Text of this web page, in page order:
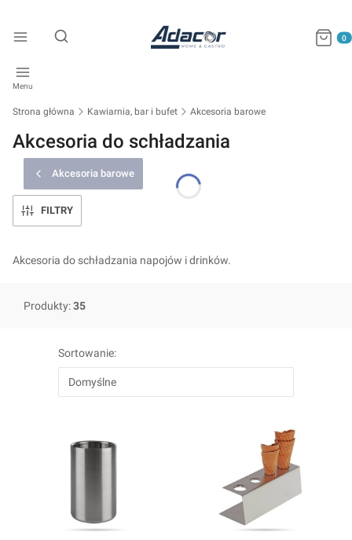
Otwórz wyszukiwarkę
Menu
Strona główna Kawiarnia, bar i bufet Akcesoria barowe
Akcesoria do schładzania
Akcesoria barowe
FILTRY
Akcesoria do schładzania napojów i drinków.
Produkty:35
Sortowanie:
Domyślne